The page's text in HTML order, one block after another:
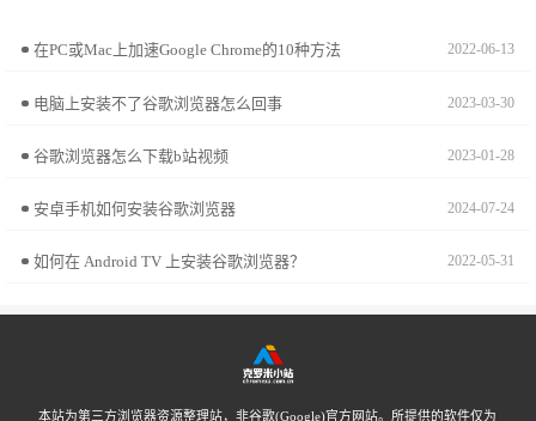
在PC或Mac上加速Google Chrome的10种方法 2022-06-13
电脑上安装不了谷歌浏览器怎么回事 2023-03-30
谷歌浏览器怎么下载b站视频 2023-01-28
安卓手机如何安装谷歌浏览器 2024-07-24
如何在 Android TV 上安装谷歌浏览器？ 2022-05-31
本站为第三方浏览器资源整理站，非谷歌(Google)官方网站。所提供的软件仅为